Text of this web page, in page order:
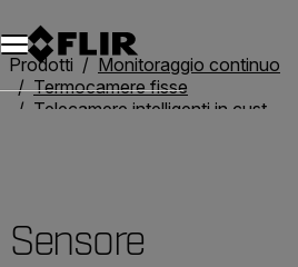
Unread messages
Modello
Rimuovi
articoli
articolo
Aggiungi al carrello
Aggiunto al carrello
Prodotti
Monitoraggio continuo
Termocamere fisse
Telecamere intelligenti in custodie
Sensore